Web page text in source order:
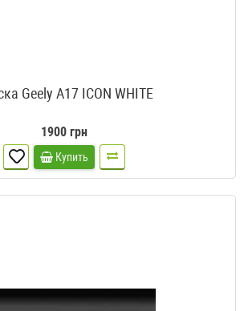
Geely A17 ICON WHITE
1900 грн
Купить